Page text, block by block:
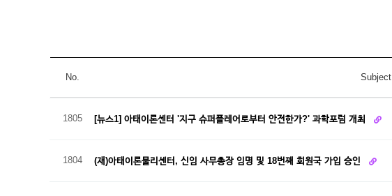
No. Subject
1805 [뉴스1] 아태이론센터 '지구 슈퍼플레어로부터 안전한가?' 과학포럼 개최
1804 (재)아태이론물리센터, 신임 사무총장 임명 및 18번째 회원국 가입 승인